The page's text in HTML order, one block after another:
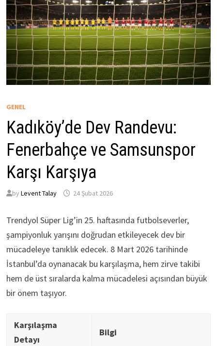
GENEL
Kadıköy’de Dev Randevu:
Fenerbahçe ve Samsunspor
Karşı Karşıya
by Levent Talay 24 Şubat 2026
Trendyol Süper Lig’in 25. haftasında futbolseverler,
şampiyonluk yarışını doğrudan etkileyecek dev bir
mücadeleye tanıklık edecek. 8 Mart 2026 tarihinde
İstanbul’da oynanacak bu karşılaşma, hem zirve takibi
hem de üst sıralarda kalma mücadelesi açısından büyük
bir önem taşıyor.
Karşılaşma
Detayı
Bilgi